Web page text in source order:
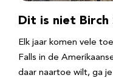
Dit is niet
Elk jaar komen vele
Falls in de
daar naartoe wilt, ga